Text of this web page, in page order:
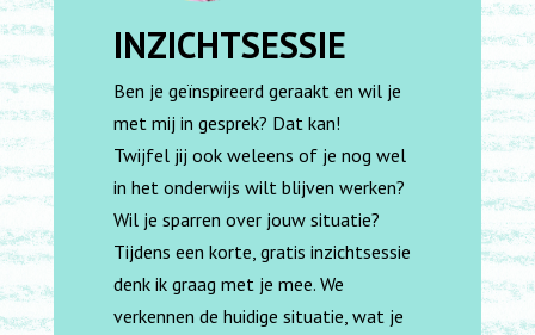
INZICHTSESSIE
Ben je geïnspireerd geraakt en wil je
met mij in gesprek? Dat kan!
Twijfel jij ook weleens of je nog wel
in het onderwijs wilt blijven werken?
Wil je sparren over jouw situatie?
Tijdens een korte, gratis inzichtsessie
denk ik graag met je mee. We
verkennen de huidige situatie, wat je